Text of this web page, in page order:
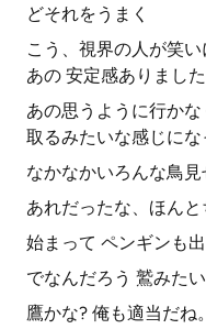
どそれをうまく
こう、視界の人が笑
あの 安定感ありました
あの思うように行か
取るみたいな感じにな
なかなかいろんな鳥
あれだったな、ほん
始まって ペンギンも
でなんだろう 鷲みた
鷹かな? 俺も適当だね